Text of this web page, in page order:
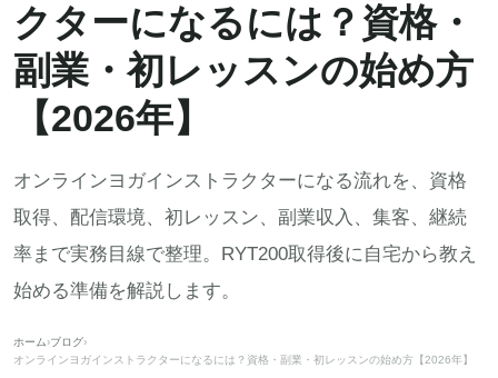
クターになるには？資格・
副業・初レッスンの始め方
【2026年】
オンラインヨガインストラクターになる流れを、資格
取得、配信環境、初レッスン、副業収入、集客、継続
率まで実務目線で整理。RYT200取得後に自宅から教え
始める準備を解説します。
ホーム›ブログ›
オンラインヨガインストラクターになるには？資格・副業・初レッスンの始め方【2026年】